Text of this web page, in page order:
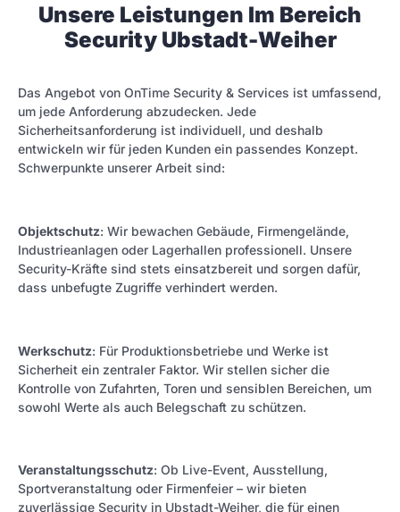
Unsere Leistungen Im Bereich
Security Ubstadt-Weiher
Das Angebot von OnTime Security & Services ist umfassend,
um jede Anforderung abzudecken. Jede
Sicherheitsanforderung ist individuell, und deshalb
entwickeln wir für jeden Kunden ein passendes Konzept.
Schwerpunkte unserer Arbeit sind:
Objektschutz: Wir bewachen Gebäude, Firmengelände,
Industrieanlagen oder Lagerhallen professionell. Unsere
Security-Kräfte sind stets einsatzbereit und sorgen dafür,
dass unbefugte Zugriffe verhindert werden.
Werkschutz: Für Produktionsbetriebe und Werke ist
Sicherheit ein zentraler Faktor. Wir stellen sicher die
Kontrolle von Zufahrten, Toren und sensiblen Bereichen, um
sowohl Werte als auch Belegschaft zu schützen.
Veranstaltungsschutz: Ob Live-Event, Ausstellung,
Sportveranstaltung oder Firmenfeier – wir bieten
zuverlässige Security in Ubstadt-Weiher, die für einen